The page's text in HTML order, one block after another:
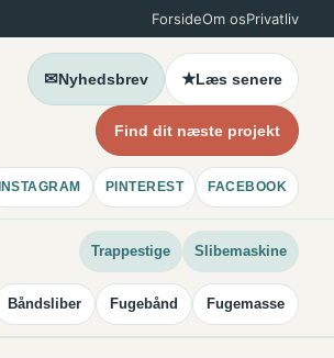
ForsideOm osPrivatliv
✉Nyhedsbrev ★Læs senere
Find dit næste projekt
INSTAGRAM PINTEREST FACEBOOK
Trappestige Slibemaskine
Båndsliber Fugebånd Fugemasse